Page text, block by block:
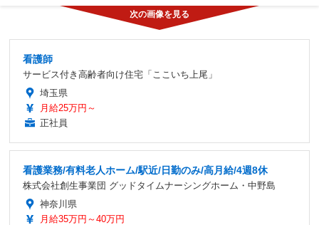
看護師
サービス付き高齢者向け住宅「ここいち上尾」
埼玉県
月給25万円～
正社員
看護業務/有料老人ホーム/駅近/日勤のみ/高月給/4週8休
株式会社創生事業団 グッドタイムナーシングホーム・中野島
神奈川県
月給35万円～40万円